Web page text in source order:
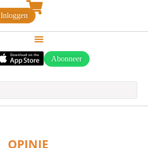
Inloggen
Abonneer
OPINIE